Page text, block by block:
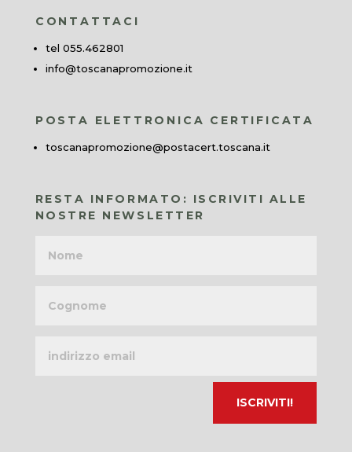
CONTATTACI
tel 055.462801
info@toscanapromozione.it
POSTA ELETTRONICA CERTIFICATA
toscanapromozione@postacert.toscana.it
RESTA INFORMATO: ISCRIVITI ALLE
NOSTRE NEWSLETTER
email